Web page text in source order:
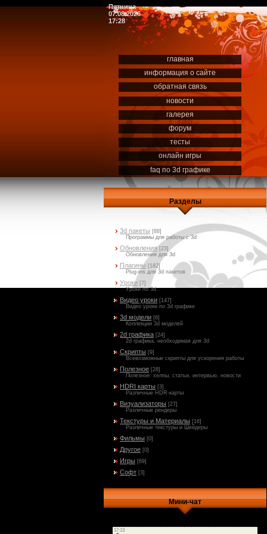
Пятница
07.08.2026
17:28
главная
информация о сайте
обратная связь
новости
галерея
форум
тесты
онлайн игры
faq по 3d графике
Разделы
3d пакеты [88]
Программы для работы с 3d
Обновления [23]
Обновления для 3d
Плагины [182]
Plug-ins для 3d пакетов
Уроки [7]
Уроки по 3d
Видео уроки [147]
Видео уроки по 3d графике
3d модели [6]
Коллекции 3d моделей
2d графика [24]
2d графика, необходимая для 3d
Скрипты [9]
Всевозможные скрипты для ускорения работы
Полезное [28]
Полезное: хелпы, статьи, интервью, новости
HDRI карты [3]
Различные HDR-карты
Визуализаторы [27]
Различные рендеры
Текстуры и Материалы [16]
Различные текстуры и Шейдеры
Фильмы [0]
Другое [0]
Игры [69]
Софт [3]
Мини-чат